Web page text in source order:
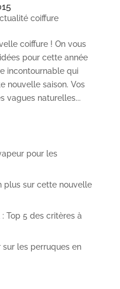
coiffure
coiffure ! On vous
pour cette année
incontournable qui
nouvelle saison. Vos
vagues naturelles...
pour les
plus sur cette nouvelle
Top 5 des critères à
les perruques en